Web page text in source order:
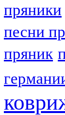
пряники
песни
пряник